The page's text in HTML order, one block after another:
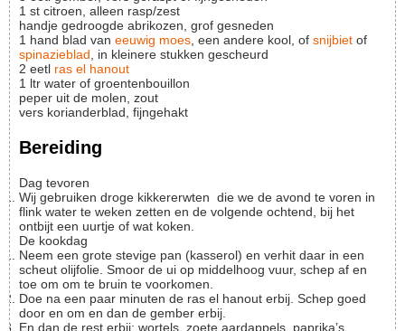
1 st citroen, alleen rasp/zest
handje gedroogde abrikozen, grof gesneden
1 hand blad van eeuwig moes , een andere kool, of snijbiet of
spinazieblad , in kleinere stukken gescheurd
2 eetl ras el hanout
1 ltr water of groentenbouillon
peper uit de molen, zout
vers korianderblad, fijngehakt
Bereiding
Dag tevoren
Wij gebruiken droge kikkererwten die we de avond te voren in
flink water te weken zetten en de volgende ochtend, bij het
ontbijt een uurtje of wat koken.
De kookdag
Neem een grote stevige pan (kasserol) en verhit daar in een
scheut olijfolie. Smoor de ui op middelhoog vuur, schep af en
toe om om te bruin te voorkomen.
Doe na een paar minuten de ras el hanout erbij. Schep goed
door en om en dan de gember erbij.
En dan de rest erbij: wortels, zoete aardappels, paprika’s,